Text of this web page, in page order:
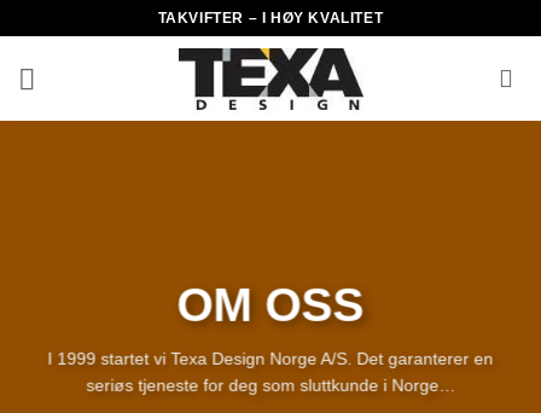
content
TAKVIFTER – I HØY KVALITET
OM OSS
I 1999 startet vi Texa Design Norge A/S. Det garanterer en
seriøs tjeneste for deg som sluttkunde i Norge…